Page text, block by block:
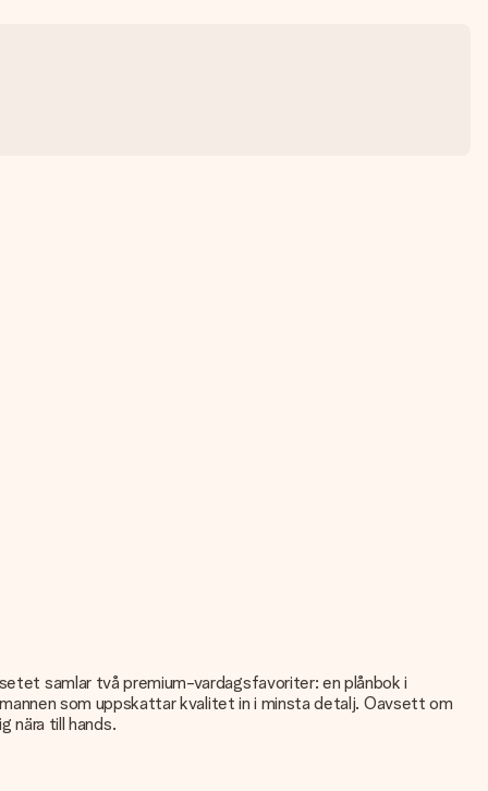
samlar två premium-vardagsfavoriter: en plånbok i
som uppskattar kvalitet in i minsta detalj. Oavsett om
nära till hands.